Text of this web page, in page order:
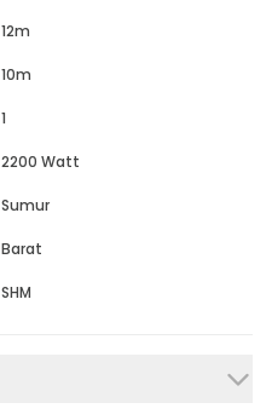
12m
10m
1
2200 Watt
Sumur
Barat
SHM